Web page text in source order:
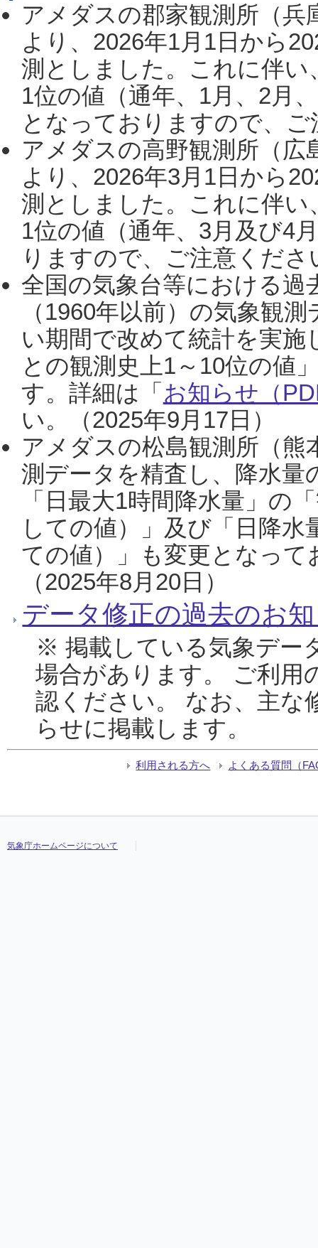
アメダスの郡家観測所（
より、2026年1月1日から
測としました。これに伴い
1位の値（通年、1月、2月
となっておりますので、
アメダスの高野観測所（
より、2026年3月1日から
測としました。これに伴い
1位の値（通年、3月及び4
りますので、ご注意くだ
全国の気象台等における過
（1960年以前）の気象観
い期間で改めて統計を実
との観測史上1～10位の値
す。詳細は「 お知らせ（
い。（2025年9月17日）
アメダスの松島観測所（熊
測データを精査し、降水
「日最大1時間降水量」の
しての値）」及び「日降
ての値）」も変更となっ
（2025年8月20日）
データ修正の過去のお
※ 掲載している気象デー
場合があります。 ご利用
認ください。 なお、主な
らせに掲載します。
利用される方へ よくある質問（
気象庁ホームページについて